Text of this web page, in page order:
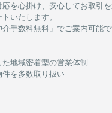
を心掛け、安心してお取引
いたします。
手数料無料」でご案内可能で
た地域密着型の営業体制
件を多数取り扱い